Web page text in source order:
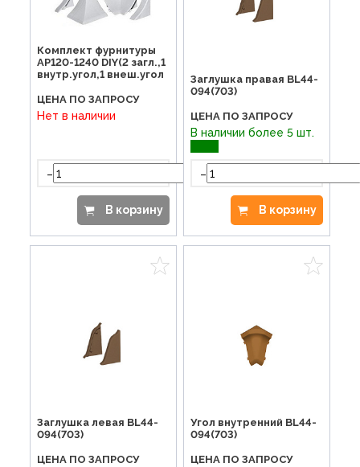
Комплект фурнитуры
AP120-1240 DIY(2 загл.,1
внутр.угол,1 внеш.угол
ЦЕНА ПО ЗАПРОСУ
Нет в наличии
-
В корзину
Заглушка правая BL44-
094(703)
ЦЕНА ПО ЗАПРОСУ
В наличии более 5 шт.
-
В корзину
Заглушка левая BL44-
094(703)
ЦЕНА ПО ЗАПРОСУ
Угол внутренний BL44-
094(703)
ЦЕНА ПО ЗАПРОСУ